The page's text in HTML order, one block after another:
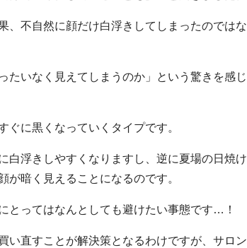
、不自然に顔だけ白浮きしてしまったのではな
たいなく見えてしまうのか」という驚きを感じ
に黒くなっていくタイプです。
白浮きしやすくなりますし、逆に夏場の日焼け
暗く見えることになるのです。
とってはなんとしても避けたい事態です…！
い直すことが解決策となるわけですが、サロン